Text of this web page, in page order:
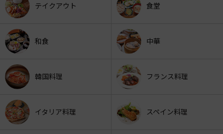
テイクアウト 食堂
和食 中華
韓国料理 フランス料理
イタリア料理 スペイン料理